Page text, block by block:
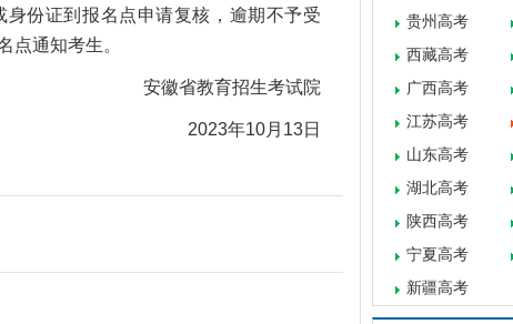
份证到报名点申请复核，逾期不予受
点通知考生。
安徽省教育招生考试院
2023年10月13日
贵州高考
西藏高考
广西高考
江苏高考
山东高考
湖北高考
陕西高考
宁夏高考
新疆高考